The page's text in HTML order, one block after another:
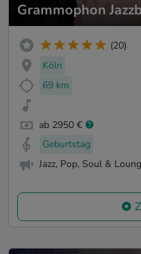
Grammophon
(20)
Köln
69 km
ab 2950 €
Geburtstag
Jazz, Pop, Soul &